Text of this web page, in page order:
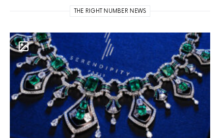
THE RIGHT NUMBER NEWS